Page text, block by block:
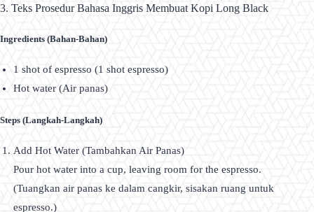
3. Teks Prosedur Bahasa Inggris Membuat Kopi Long Black
Ingredients (Bahan-Bahan)
1 shot of espresso (1 shot espresso)
Hot water (Air panas)
Steps (Langkah-Langkah)
Add Hot Water (Tambahkan Air Panas)
Pour hot water into a cup, leaving room for the espresso.
(Tuangkan air panas ke dalam cangkir, sisakan ruang untuk
espresso.)